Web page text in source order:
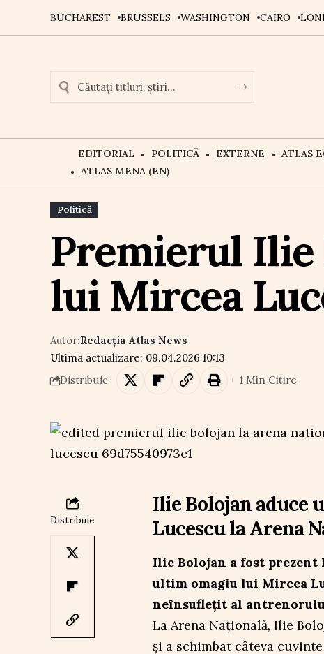
BUCHAREST BRUSSELS WASHINGTON CAIRO
EDITORIAL POLITICĂ EXTERNE ATLAS
ATLAS MENA (EN)
Politică
Premierul Ilie
lui Mircea
Ultima actualizare: 09.04.2026 10:13
Autor:Redacția Atlas News
Distribuie 1 Min Citire
Distribuie
Ilie Bolojan aduce
Lucescu la Arena
Ilie Bolojan a fost prezent
ultim omagiu lui Mircea
neînsuflețit al
La Arena Națională, Ilie
și a schimbat câteva